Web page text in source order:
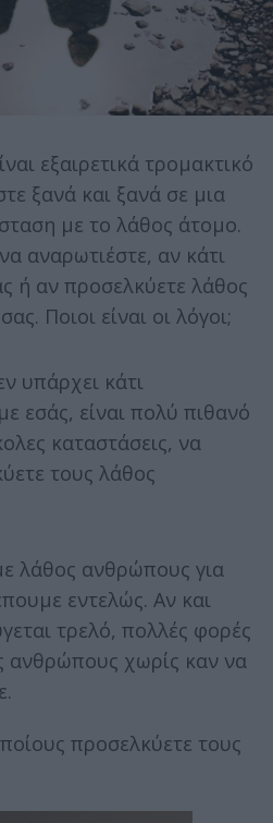
εξαιρετικά τρομακτικό
ξανά και ξανά σε μια
με το λάθος άτομο.
αναρωτιέστε, αν κάτι
ή αν προσελκύετε λάθος
Ποιοι είναι οι λόγοι;
υπάρχει κάτι
εσάς, είναι πολύ πιθανό
καταστάσεις, να
τους λάθος
λάθος ανθρώπους για
εντελώς. Αν και
τρελό, πολλές φορές
ανθρώπους χωρίς καν να
προσελκύετε τους